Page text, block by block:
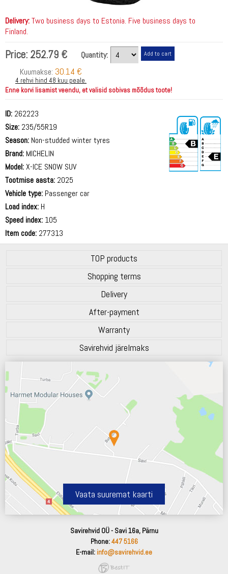
Delivery:Two business days to Estonia. Five business days to
Finland.
Price: 252.79 €
Quantity:
Kuumakse: 30.14 €
4 rehvi hind 48 kuu peale.
Enne korvi lisamist veendu, et valisid sobivas mõõdus toote!
ID: 262223
Size: 235/55R19
Season: Non-studded winter tyres
Brand: MICHELIN
Model:X-ICE SNOW SUV
Tootmise aasta: 2025
Vehicle type: Passenger car
Load index: H
Speed index: 105
Item code: 277313
TOP products
Shopping terms
Delivery
After-payment
Warranty
Savirehvid järelmaks
Vaata suuremat kaarti
Savirehvid OÜ - Savi 16a, Pärnu
Phone:447 5166
E-mail: info@savirehvid.ee